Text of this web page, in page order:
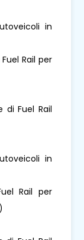
in
Rail per
di Fuel Rail
in
Rail per